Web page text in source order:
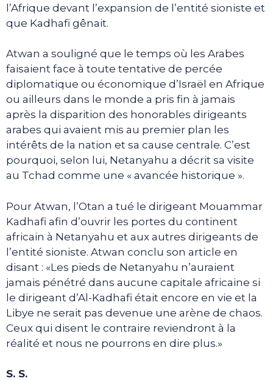
l’Afrique devant l’expansion de l’entité sioniste et
que Kadhafi gênait.
Atwan a souligné que le temps où les Arabes
faisaient face à toute tentative de percée
diplomatique ou économique d’Israël en Afrique
ou ailleurs dans le monde a pris fin à jamais
après la disparition des honorables dirigeants
arabes qui avaient mis au premier plan les
intérêts de la nation et sa cause centrale. C’est
pourquoi, selon lui, Netanyahu a décrit sa visite
au Tchad comme une « avancée historique ».
Pour Atwan, l’Otan a tué le dirigeant Mouammar
Kadhafi afin d’ouvrir les portes du continent
africain à Netanyahu et aux autres dirigeants de
l’entité sioniste. Atwan conclu son article en
disant : «Les pieds de Netanyahu n’auraient
jamais pénétré dans aucune capitale africaine si
le dirigeant d’Al-Kadhafi était encore en vie et la
Libye ne serait pas devenue une arène de chaos.
Ceux qui disent le contraire reviendront à la
réalité et nous ne pourrons en dire plus.»
S. S.